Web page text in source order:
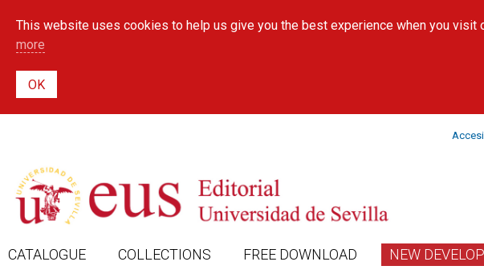
This website uses cookies to help us give you the best experience when you
more
CATALOGUE COLLECTIONS FREE DOWNLOAD NEW